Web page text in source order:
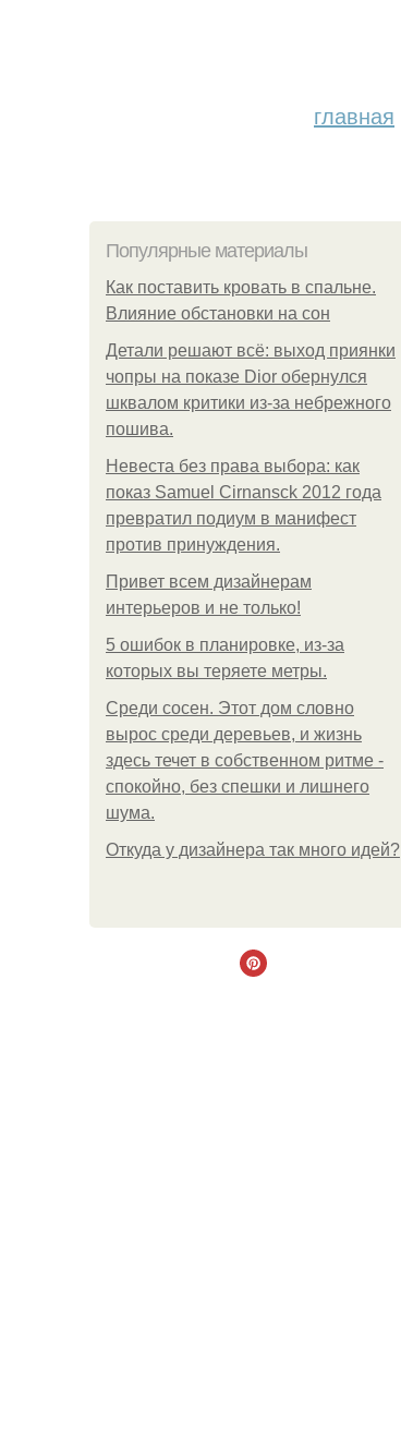
главная
Популярные материалы
Как поставить кровать в спальне.
Влияние обстановки на сон
Детали решают всё: выход приянки
чопры на показе Dior обернулся
шквалом критики из-за небрежного
пошива.
Невеста без права выбора: как
показ Samuel Cirnansck 2012 года
превратил подиум в манифест
против принуждения.
Привет всем дизайнерам
интерьеров и не только!
5 ошибок в планировке, из-за
которых вы теряете метры.
Среди сосен. Этот дом словно
вырос среди деревьев, и жизнь
здесь течет в собственном ритме -
спокойно, без спешки и лишнего
шума.
Откуда у дизайнера так много идей?